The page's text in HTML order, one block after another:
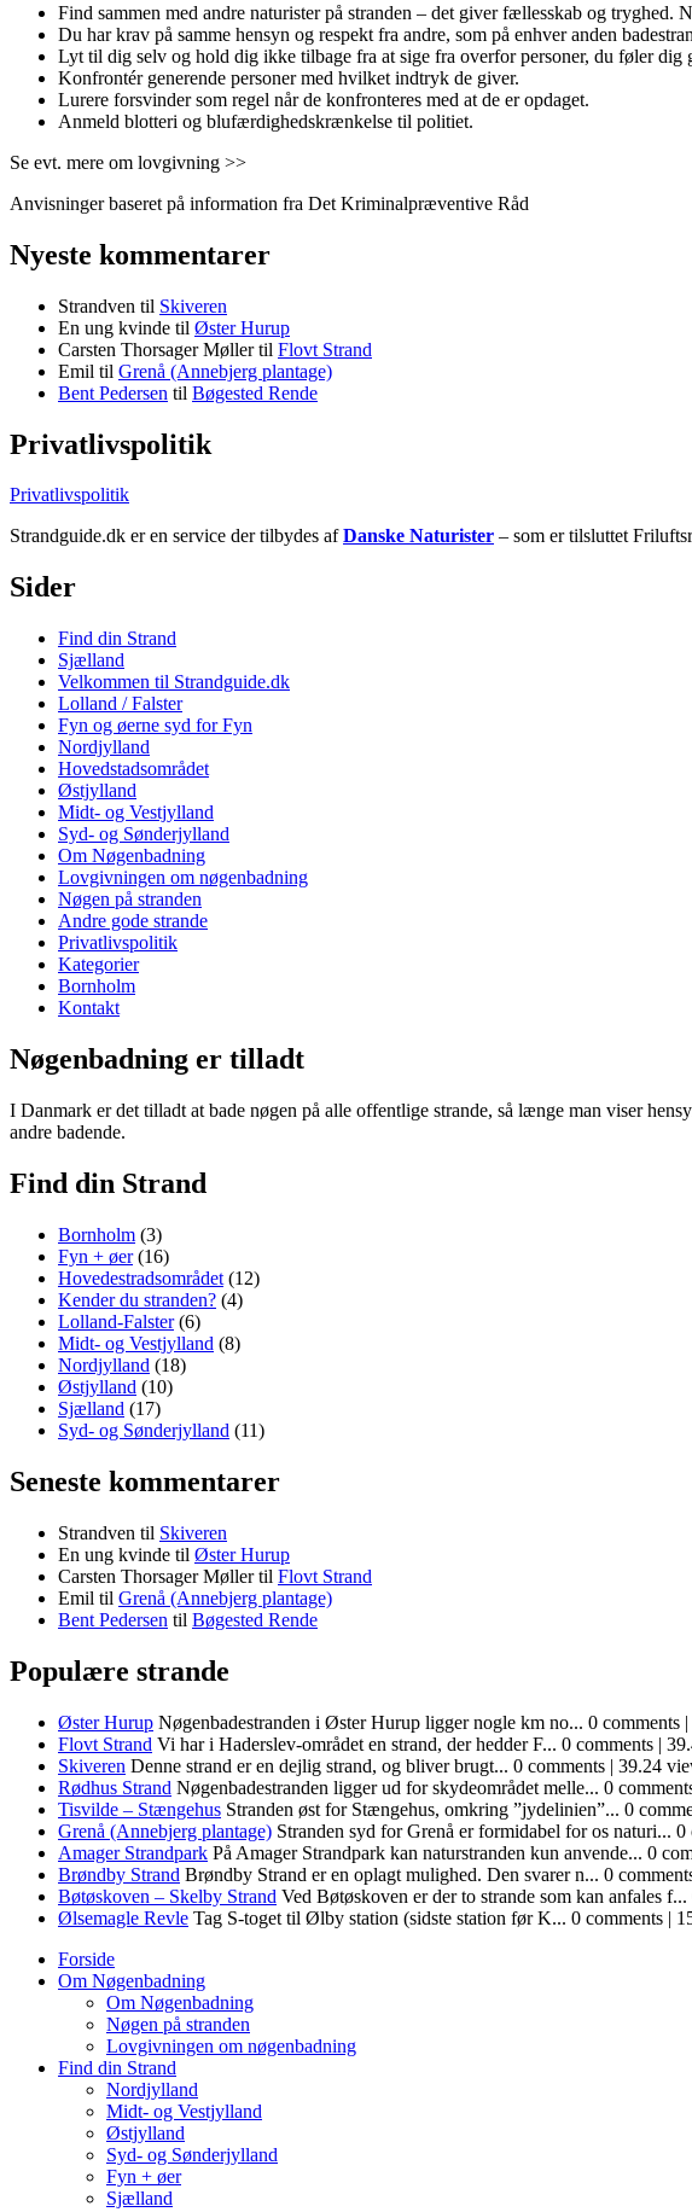
Find sammen med andre naturister på stranden – det giver fællesskab og tryghed.
Du har krav på samme hensyn og respekt fra andre, som på enhver anden
Lyt til dig selv og hold dig ikke tilbage fra at sige fra overfor personer, du føler dig
Konfrontér generende personer med hvilket indtryk de giver.
Lurere forsvinder som regel når de konfronteres med at de er opdaget.
Anmeld blotteri og blufærdighedskrænkelse til politiet.
Se evt. mere om lovgivning >>
Anvisninger baseret på information fra Det Kriminalpræventive Råd
Nyeste kommentarer
Strandven til Skiveren
En ung kvinde til Øster Hurup
Carsten Thorsager Møllertil Flovt Strand
Emil til Grenå (Annebjerg plantage)
Bent Pedersen til Bøgested Rende
Privatlivspolitik
Privatlivspolitik
Strandguide.dk er en service der tilbydes afDanske Naturister – som er tilsluttet
Sider
Find din Strand
Sjælland
Velkommen til Strandguide.dk
Lolland / Falster
Fyn og øerne syd for Fyn
Nordjylland
Hovedstadsområdet
Østjylland
Midt- og Vestjylland
Syd- og Sønderjylland
Om Nøgenbadning
Lovgivningen om nøgenbadning
Nøgen på stranden
Andre gode strande
Privatlivspolitik
Kategorier
Bornholm
Kontakt
Nøgenbadning er tilladt
I Danmark er det tilladt at bade nøgen på alle offentlige strande, så længe man viser
andre badende.
Find din Strand
Bornholm (3)
Fyn + øer(16)
Hovedestradsområdet (12)
Kender du stranden? (4)
Lolland-Falster(6)
Midt- og Vestjylland (8)
Nordjylland (18)
Østjylland (10)
Sjælland (17)
Syd- og Sønderjylland (11)
Seneste kommentarer
Strandven til Skiveren
En ung kvinde til Øster Hurup
Carsten Thorsager Møllertil Flovt Strand
Emil til Grenå (Annebjerg plantage)
Bent Pedersen til Bøgested Rende
Populære strande
Øster Hurup Nøgenbadestranden i Øster Hurup ligger nogle km no... 0 comments |
Flovt Strand Vi har i Haderslev-området en strand, der hedder F... 0 comments |
Skiveren Denne strand er en dejlig strand, og bliver brugt... 0 comments | 39.24
Rødhus Strand Nøgenbadestranden ligger ud for skydeområdet melle... 0
Tisvilde – Stængehus Stranden øst for Stængehus, omkring ”jydelinien”... 0
Grenå (Annebjerg plantage) Stranden syd for Grenå er formidabel for os naturi... 0
Amager Strandpark På Amager Strandpark kan naturstranden kun anvende... 0
Brøndby Strand Brøndby Strand er en oplagt mulighed. Den svarer n... 0
Bøtøskoven – Skelby Strand Ved Bøtøskoven er der to strande som kan anfales f...
Ølsemagle Revle Tag S-toget til Ølby station (sidste station før K... 0 comments |
Forside
Om Nøgenbadning
Om Nøgenbadning
Nøgen på stranden
Lovgivningen om nøgenbadning
Find din Strand
Nordjylland
Midt- og Vestjylland
Østjylland
Syd- og Sønderjylland
Fyn + øer
Sjælland